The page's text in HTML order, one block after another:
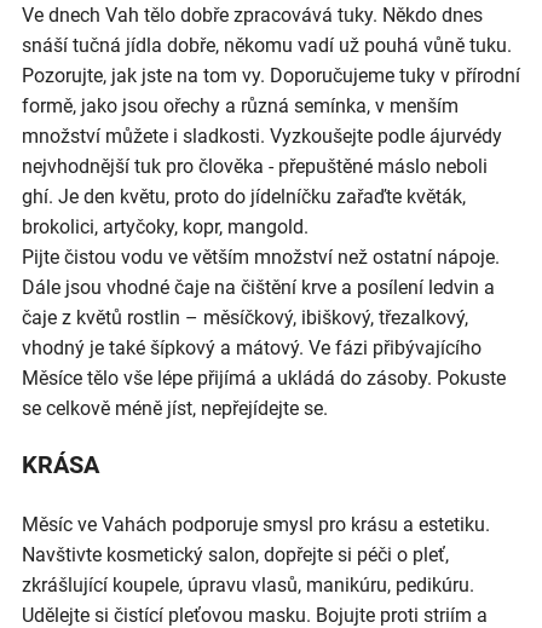
Ve dnech Vah tělo dobře zpracovává tuky. Někdo dnes
snáší tučná jídla dobře, někomu vadí už pouhá vůně tuku.
Pozorujte, jak jste na tom vy. Doporučujeme tuky v přírodní
formě, jako jsou ořechy a různá semínka, v menším
množství můžete i sladkosti. Vyzkoušejte podle ájurvédy
nejvhodnější tuk pro člověka - přepuštěné máslo neboli
ghí. Je den květu, proto do jídelníčku zařaďte květák,
brokolici, artyčoky, kopr, mangold.
Pijte čistou vodu ve větším množství než ostatní nápoje.
Dále jsou vhodné čaje na čištění krve a posílení ledvin a
čaje z květů rostlin – měsíčkový, ibiškový, třezalkový,
vhodný je také šípkový a mátový. Ve fázi přibývajícího
Měsíce tělo vše lépe přijímá a ukládá do zásoby. Pokuste
se celkově méně jíst, nepřejídejte se.
KRÁSA
Měsíc ve Vahách podporuje smysl pro krásu a estetiku.
Navštivte kosmetický salon, dopřejte si péči o pleť,
zkrášlující koupele, úpravu vlasů, manikúru, pedikúru.
Udělejte si čistící pleťovou masku. Bojujte proti striím a